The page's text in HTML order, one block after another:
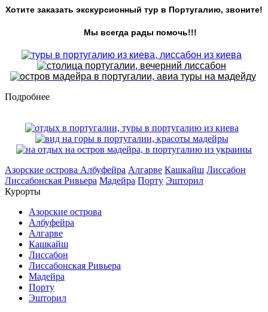
Хотите заказать экскурсионный тур в Португалию, звоните!
Мы всегда рады помочь!!!
Подробнее
Азорские острова Албуфейра Алгарве Кашкайш Лиссабон
Лиссабонская Ривьера Мадейра Порту Эшторил
Курорты
Азорские острова
Албуфейра
Алгарве
Кашкайш
Лиссабон
Лиссабонская Ривьера
Мадейра
Порту
Эшторил